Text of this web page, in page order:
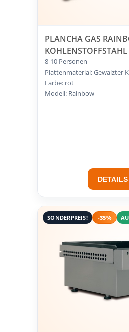
PLANCHA GAS
KOHLENSTOFFSTAHL
8-10 Personen
Plattenmaterial: Gewalzter
Farbe: rot
Modell: Rainbow
SONDERPREIS! -35%